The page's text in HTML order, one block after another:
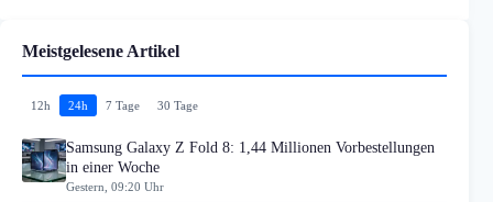
Meistgelesene Artikel
12h 24h 7 Tage 30 Tage
Samsung Galaxy Z Fold 8: 1,44 Millionen Vorbestellungen
in einer Woche
Gestern, 09:20 Uhr